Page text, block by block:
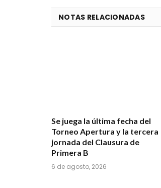
NOTAS RELACIONADAS
Se juega la última fecha del
Torneo Apertura y la tercera
jornada del Clausura de
Primera B
6 de agosto, 2026